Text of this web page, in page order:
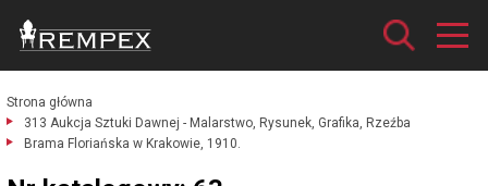
Strona główna
313 Aukcja Sztuki Dawnej - Malarstwo, Rysunek, Grafika, Rzeźba
Brama Floriańska w Krakowie, 1910.